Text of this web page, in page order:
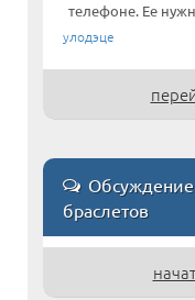
телефоне. Ее
улодэце
Обсуждение
браслетов